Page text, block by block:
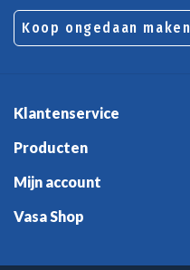
Koop ongedaan maken
Klantenservice
Producten
Mijn account
Vasa Shop